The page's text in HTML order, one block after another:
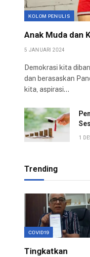
KOLOM PENULIS
Anak Muda dan
5 JANUARI 2024
Demokrasi kita
dan berasaskan
kita, aspirasi…
1
Trending
COVID19
Tingkatkan